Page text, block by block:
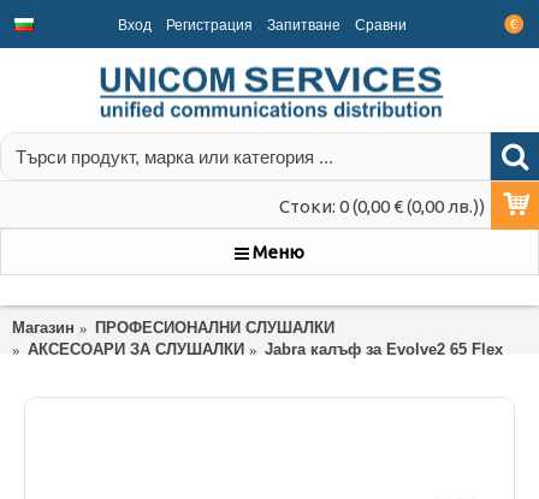
€
Вход Регистрация Запитване Срaвни
Стоки: 0 (0,00 € (0,00 лв.))
Меню
Магазин
ПРОФЕСИОНАЛНИ СЛУШАЛКИ
АКСЕСОАРИ ЗА СЛУШАЛКИ
Jabra калъф за Evolve2 65 Flex